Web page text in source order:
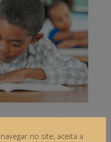
no site, aceita a